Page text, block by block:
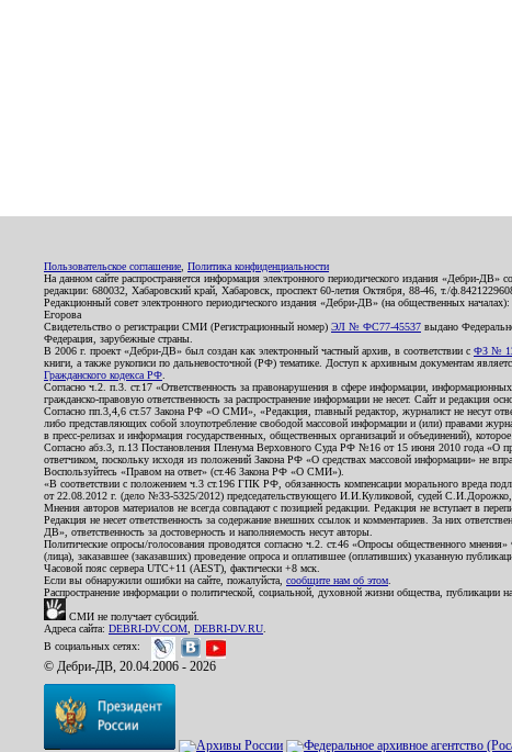
Пользовательское соглашение Политика конфиденциальности
На данном сайте распространяется информация электронного периодического издания
редакции: 680032, Хабаровский край, Хабаровск, проспект 60-летия Октября, 88-46, т./
Редакционный совет электронного периодического издания «Дебри-ДВ» (на
Егорова
Свидетельство о регистрации СМИ (Регистрационный номер) ЭЛ № ФС77-45537 выдано
Федерация, зарубежные страны.
В 2006 г. проект «Дебри-ДВ» был создан как электронный частный архив, в соответствии с ФЗ №
книги, а также рукописи по дальневосточной (РФ) тематике. Доступ к архивным документам
Гражданского кодекса РФ
Согласно ч.2. п.3. ст.17 «Ответственность за правонарушения в сфере информации,
гражданско-правовую ответственность за распространение информации не несет. Сайт и редакция
Согласно пп.3,4,6 ст.57 Закона РФ «О СМИ», «Редакция, главный редактор, журналист не несут
либо представляющих собой злоупотребление свободой массовой информации и (или) правами
в пресс-релизах и информация государственных, общественных организаций и объединений),
Согласно абз.3, п.13 Постановления Пленума Верховного Суда РФ №16 от 15 июня 2010 года «О
ответчиком, поскольку исходя из положений Закона РФ «О средствах массовой информации» не
Воспользуйтесь «Правом на ответ» (ст.46 Закона РФ «О СМИ»).
«В соответствии с положением ч.3 ст.196 ГПК РФ, обязанность компенсации морального вреда
от 22.08.2012 г. (дело №33-5325/2012) председательствующего И.И.Куликовой, судей
Мнения авторов материалов не всегда совпадают с позицией редакции. Редакция не вступает в
Редакция не несет ответственность за содержание внешних ссылок и комментариев. За них
ДВ», ответственность за достоверность и наполняемость несут авторы.
Политические опросы/голосования проводятся согласно ч.2. ст.46 «Опросы общественного
(лица), заказавшее (заказавших) проведение опроса и оплатившее (оплативших) указанную
Часовой пояс сервера UTC+11 (AEST), фактически +8 мск.
Если вы обнаружили ошибки на сайте, пожалуйста, сообщите нам об этом
Распространение информации о политической, социальной, духовной жизни общества,
СМИ не получает субсидий.
Адреса сайта: DEBRI-DV.COM DEBRI-DV.RU
В социальных сетях:
© Дебри-ДВ, 20.04.2006 - 2026